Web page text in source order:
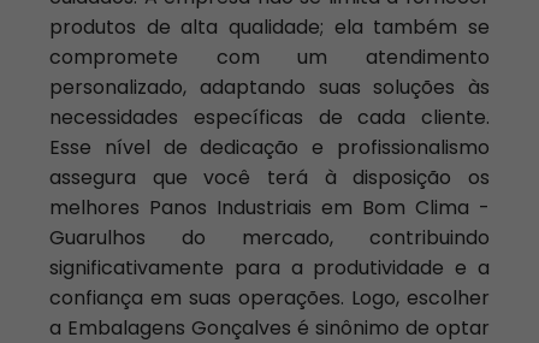
produtos de alta qualidade; ela também se
compromete com um atendimento
personalizado, adaptando suas soluções às
necessidades específicas de cada cliente.
Esse nível de dedicação e profissionalismo
assegura que você terá à disposição os
melhores Panos Industriais em Bom Clima -
Guarulhos do mercado, contribuindo
significativamente para a produtividade e a
confiança em suas operações. Logo, escolher
a Embalagens Gonçalves é sinônimo de optar